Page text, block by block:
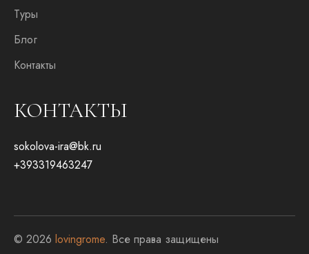
Туры
Блог
Контакты
КОНТАКТЫ
sokolova-ira@bk.ru
+393319463247
© 2026 lovingrome. Все права защищены